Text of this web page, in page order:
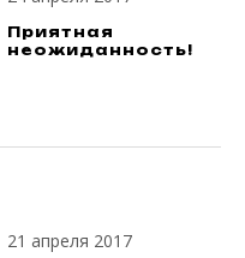
Приятная
неожиданность!
21 апреля 2017